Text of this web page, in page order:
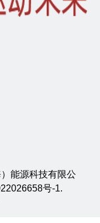
能源科技有限公
号-1.